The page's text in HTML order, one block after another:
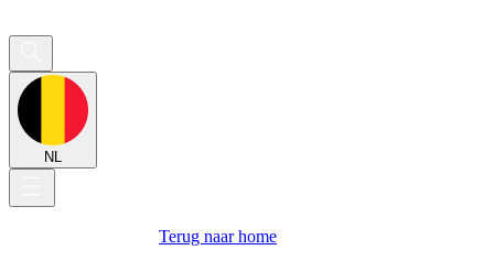
NL
Terug naar home